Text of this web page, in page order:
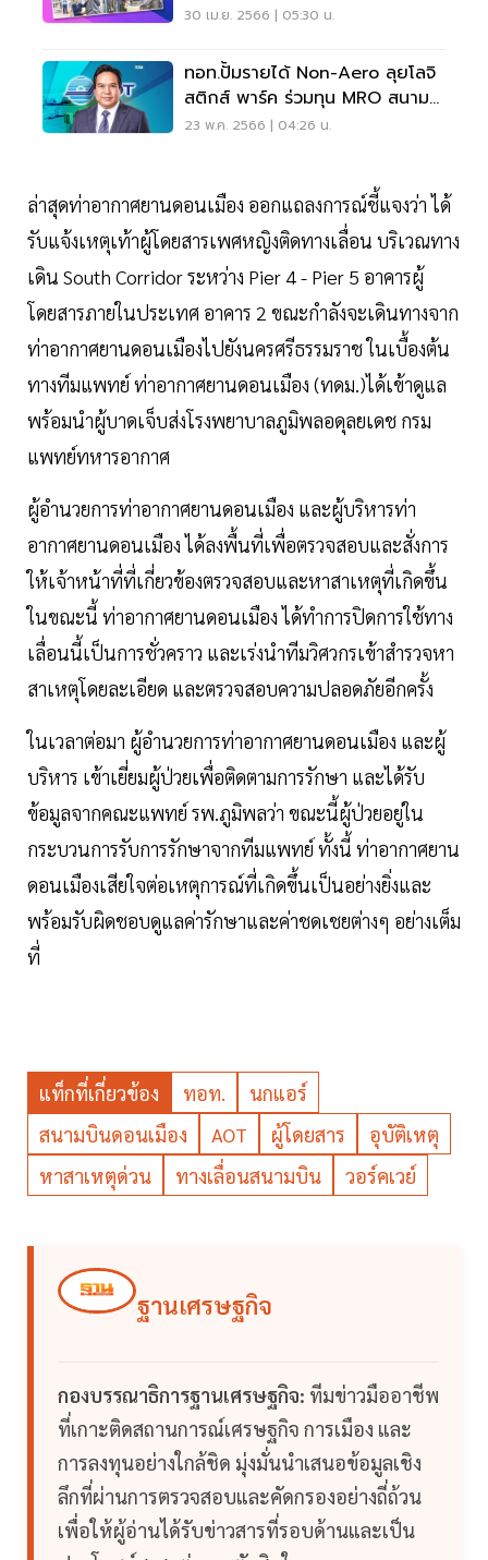
30 เม.ย. 2566 | 05:30 น.
ทอท.ปั้มรายได้ Non-Aero ลุยโลจิ
สติกส์ พาร์ค ร่วมทุน MRO สนาม
บินดอนเมือง
23 พ.ค. 2566 | 04:26 น.
ล่าสุดท่าอากาศยานดอนเมือง ออกแถลงการณ์ชี้แจงว่า ได้
รับแจ้งเหตุเท้าผู้โดยสารเพศหญิงติดทางเลื่อน บริเวณทาง
เดิน South Corridor ระหว่าง Pier 4 - Pier 5 อาคารผู้
โดยสารภายในประเทศ อาคาร 2 ขณะกำลังจะเดินทางจาก
ท่าอากาศยานดอนเมืองไปยังนครศรีธรรมราช ในเบื้องต้น
ทางทีมแพทย์ ท่าอากาศยานดอนเมือง (ทดม.)ได้เข้าดูแล
พร้อมนำผู้บาดเจ็บส่งโรงพยาบาลภูมิพลอดุลยเดช กรม
แพทย์ทหารอากาศ
ผู้อำนวยการท่าอากาศยานดอนเมือง และผู้บริหารท่า
อากาศยานดอนเมือง ได้ลงพื้นที่เพื่อตรวจสอบและสั่งการ
ให้เจ้าหน้าที่ที่เกี่ยวข้องตรวจสอบและหาสาเหตุที่เกิดขึ้น
ในขณะนี้ ท่าอากาศยานดอนเมือง ได้ทำการปิดการใช้ทาง
เลื่อนนี้เป็นการชั่วคราว และเร่งนำทีมวิศวกรเข้าสำรวจหา
สาเหตุโดยละเอียด และตรวจสอบความปลอดภัยอีกครั้ง
ในเวลาต่อมา ผู้อำนวยการท่าอากาศยานดอนเมือง และผู้
บริหาร เข้าเยี่ยมผู้ป่วยเพื่อติดตามการรักษา และได้รับ
ข้อมูลจากคณะแพทย์ รพ.ภูมิพลว่า ขณะนี้ผู้ป่วยอยู่ใน
กระบวนการรับการรักษาจากทีมแพทย์ ทั้งนี้ ท่าอากาศยาน
ดอนเมืองเสียใจต่อเหตุการณ์ที่เกิดขึ้นเป็นอย่างยิ่งและ
พร้อมรับผิดชอบดูแลค่ารักษาและค่าชดเชยต่างๆ อย่างเต็ม
ที่
แท็กที่เกี่ยวข้อง ทอท.
นกแอร์
สนามบินดอนเมือง
AOT ผู้โดยสาร
อุบัติเหตุ
หาสาเหตุด่วน
ทางเลื่อนสนามบิน วอร์คเวย์
ฐานเศรษฐกิจ
กองบรรณาธิการฐานเศรษฐกิจ: ทีมข่าวมืออาชีพ
ที่เกาะติดสถานการณ์เศรษฐกิจ การเมือง และ
การลงทุนอย่างใกล้ชิด มุ่งมั่นนำเสนอข้อมูลเชิง
ลึกที่ผ่านการตรวจสอบและคัดกรองอย่างถี่ถ้วน
เพื่อให้ผู้อ่านได้รับข่าวสารที่รอบด้านและเป็น